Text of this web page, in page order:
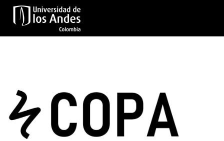
Skip to main content